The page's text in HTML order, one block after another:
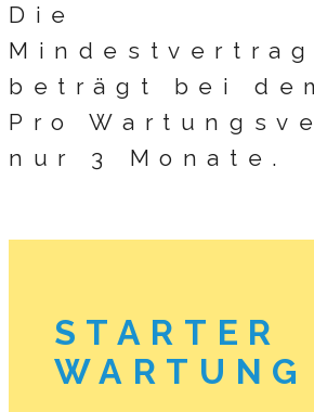
Die
beträgt bei
Pro
nur 3 Monate.
STARTER
WARTUNG